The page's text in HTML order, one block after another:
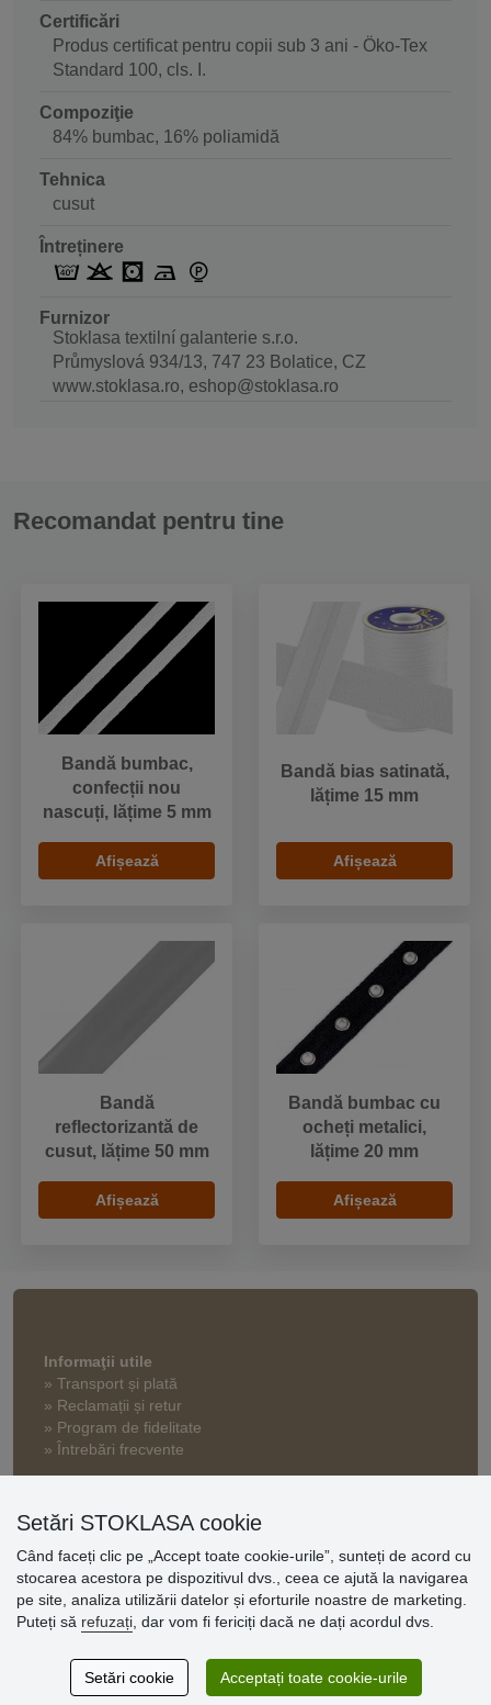
Certificări
Produs certificat pentru copii sub 3 ani - Öko-Tex
Standard 100, cls. I.
Compoziţie
84% bumbac, 16% poliamidă
Tehnica
cusut
Întreținere
Furnizor
Stoklasa textilní galanterie s.r.o.
Průmyslová 934/13, 747 23 Bolatice, CZ
www.stoklasa.ro, eshop@stoklasa.ro
Recomandat pentru tine
Bandă bumbac,
confecții nou
nascuți, lățime 5 mm
Afișează
Bandă bias satinată,
lățime 15 mm
Afișează
Bandă
reflectorizantă de
cusut, lățime 50 mm
Afișează
Bandă bumbac cu
ocheți metalici,
lățime 20 mm
Afișează
Informaţii utile
» Transport și plată
» Reclamații și retur
» Program de fidelitate
» Întrebări frecvente
» Setări cookie
Opinii
Excellent service
Setări STOKLASA cookie
Când faceți clic pe „Accept toate cookie-urile”, sunteți de acord cu
stocarea acestora pe dispozitivul dvs., ceea ce ajută la navigarea
pe site, analiza utilizării datelor și eforturile noastre de marketing.
Puteți să refuzați , dar vom fi fericiți dacă ne dați acordul dvs.
Setări cookie Acceptați toate cookie-urile